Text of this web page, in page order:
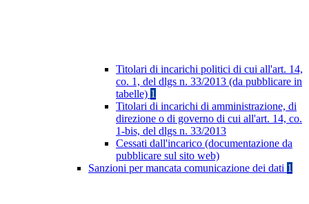
Titolari di incarichi politici di cui all'art. 14,
co. 1, del dlgs n. 33/2013 (da pubblicare in
tabelle) 1
Titolari di incarichi di amministrazione, di
direzione o di governo di cui all'art. 14, co.
1-bis, del dlgs n. 33/2013
Cessati dall'incarico (documentazione da
pubblicare sul sito web)
Sanzioni per mancata comunicazione dei dati 1